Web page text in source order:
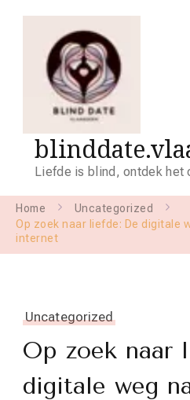
Liefde is blind, ontdek het
Home
Uncategorized
Op zoek naar liefde: De digitale
internet
Uncategorized
Op zoek naar
digitale weg